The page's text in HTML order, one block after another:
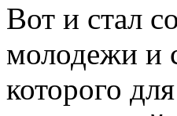
Вот и стал
молодежи и
которого